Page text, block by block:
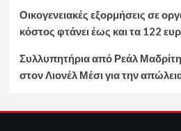
Οικογενειακές εξορμήσεις σε
κόστος φτάνει έως και τα 122
Συλλυπητήρια από Ρεάλ
στον Λιονέλ Μέσι για την